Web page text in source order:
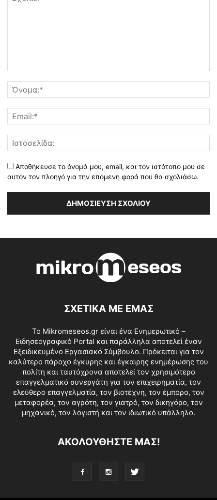
Αποθήκευσε το όνομά μου, email, και τον ιστότοπο μου σε
αυτόν τον πλοηγό για την επόμενη φορά που θα σχολιάσω.
ΣΧΕΤΙΚΑ ΜΕ ΕΜΑΣ
Το Mikromeseos.gr είναι ένα Ενημερωτικό –
Ειδησεογραφικό Portal και παράλληλα αποτελεί έναν
Εξειδικευμένο Εργασιακό Σύμβουλο. Πρόκειται για τον
καλύτερο πάροχο έγκυρης και έγκαιρης ενημέρωσης του
πολίτη και ταυτόχρονα αποτελεί τον χρησιμότερο
επαγγελματικό συνεργάτη για τον επιχειρηματία, τον
ελεύθερο επαγγελματία, τον βιοτέχνη, τον έμπορο, τον
μεταφορέα, τον αγρότη, τον γιατρό, τον δικηγόρο, τον
μηχανικό, τον λογιστή και τον ιδιωτικό υπάλληλο.
ΑΚΟΛΟΥΘΗΣΤΕ ΜΑΣ!